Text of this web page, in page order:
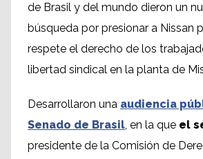
de Brasil y del mundo dieron un
búsqueda por presionar a Nissan
respete el derecho de los
libertad sindical en la planta de
Desarrollaron una audiencia
Senado de Brasil, en la que el
presidente de la Comisión de